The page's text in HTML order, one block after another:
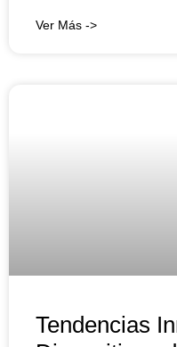
Ver Más ->
Tendencias